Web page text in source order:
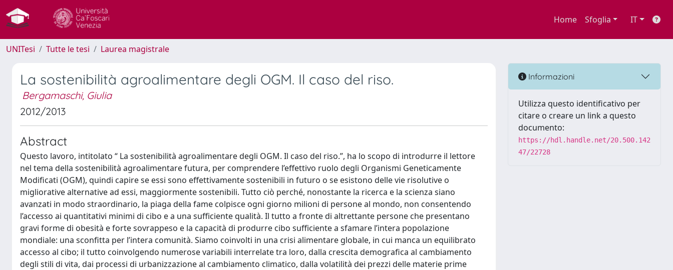
Home Sfoglia IT
UNITesi Tutte le tesi Laurea magistrale
La sostenibilità agroalimentare degli OGM. Il caso del riso.
Bergamaschi, Giulia
2012/2013
Abstract
Questo lavoro, intitolato “ La sostenibilità agroalimentare degli OGM. Il caso del riso.”, ha lo scopo di introdurre il lettore
nel tema della sostenibilità agroalimentare futura, per comprendere l’effettivo ruolo degli Organismi Geneticamente
Modificati (OGM), quindi capire se essi sono effettivamente sostenibili in futuro o se esistono delle vie risolutive o
migliorative alternative ad essi, maggiormente sostenibili. Tutto ciò perché, nonostante la ricerca e la scienza siano
avanzati in modo straordinario, la piaga della fame colpisce ogni giorno milioni di persone al mondo, non consentendo
l’accesso ai quantitativi minimi di cibo e a una sufficiente qualità. Il tutto a fronte di altrettante persone che presentano
gravi forme di obesità e forte sovrappeso e la capacità di produrre cibo sufficiente a sfamare l’intera popolazione
mondiale: una sconfitta per l’intera comunità. Siamo coinvolti in una crisi alimentare globale, in cui manca un equilibrato
accesso al cibo; il tutto coinvolgendo numerose variabili interrelate tra loro, dalla crescita demografica al cambiamento
degli stili di vita, dai processi di urbanizzazione al cambiamento climatico, dalla volatilità dei prezzi delle materie prime
Informazioni
Utilizza questo identificativo per
citare o creare un link a questo
documento:
https://hdl.handle.net/20.500.142
47/22728